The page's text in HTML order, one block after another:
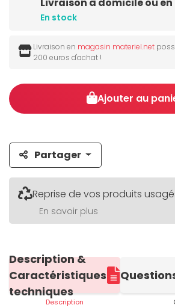
Livraison à domicile ou
En stock
Livraison en magasin materiel.net
200 euros d'achat !
Ajouter au
Partager
Reprise de vos produits
En savoir plus
Description &
Caractéristiques
techniques
Description